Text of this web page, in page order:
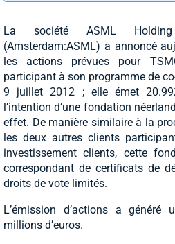
La société ASML Holding
(Amsterdam:ASML) a annoncé
les actions prévues pour
participant à son programme de
9 juillet 2012 ; elle émet
l’intention d’une fondation
effet. De manière similaire à la
les deux autres clients
investissement clients, cette
correspondant de certificats de
droits de vote limités.
L’émission d’actions a
millions d’euros.